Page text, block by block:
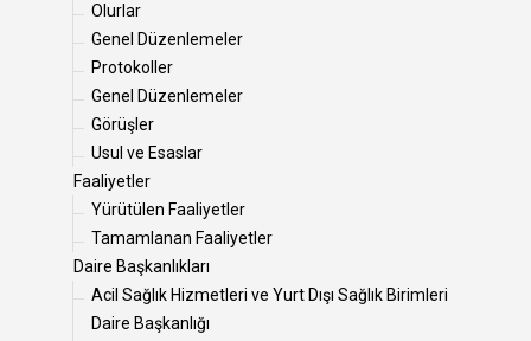
Olurlar
Genel Düzenlemeler
Protokoller
Genel Düzenlemeler
Görüşler
Usul ve Esaslar
Faaliyetler
Yürütülen Faaliyetler
Tamamlanan Faaliyetler
Daire Başkanlıkları
Acil Sağlık Hizmetleri ve Yurt Dışı Sağlık Birimleri
Daire Başkanlığı